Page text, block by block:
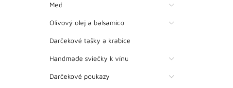
Med
Olivový olej a balsamico
Darčekové tašky a krabice
Handmade sviečky k vínu
Darčekové poukazy